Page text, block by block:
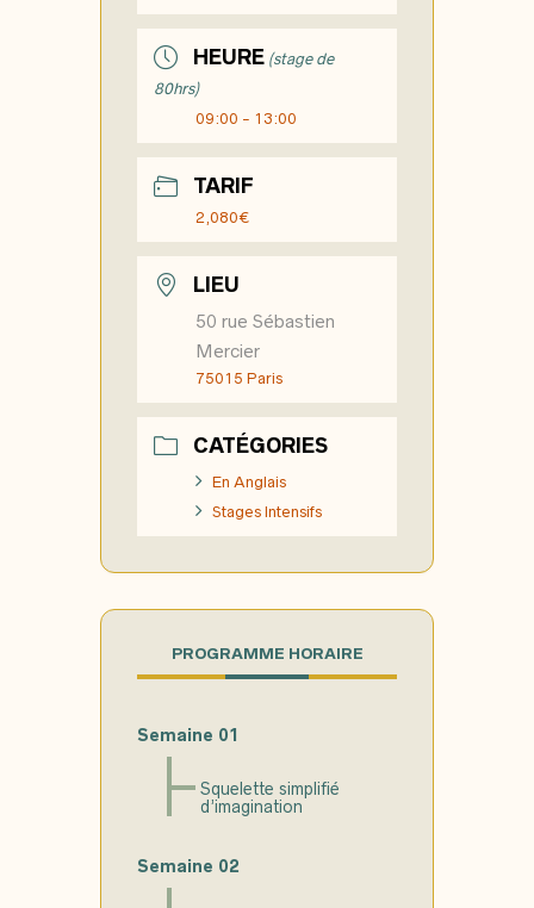
HEURE (stage de
80hrs)
09:00 - 13:00
TARIF
2,080€
LIEU
50 rue Sébastien
Mercier
75015 Paris
CATÉGORIES
En Anglais
Stages Intensifs
PROGRAMME HORAIRE
Semaine 01
Squelette simplifié
d’imagination
Semaine 02